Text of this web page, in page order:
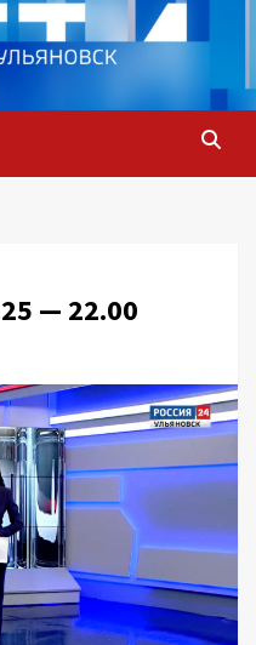
— 22.00